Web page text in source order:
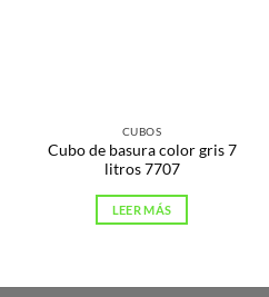
CUBOS
Cubo de basura color gris 7
litros 7707
LEER MÁS